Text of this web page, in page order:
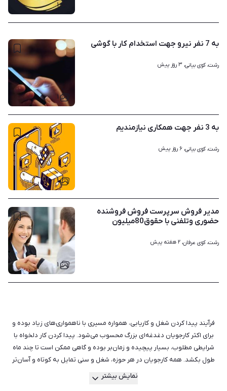
۱
۱
به 7 نفر نیرو جهت استخدام کار با گوشی
رشت، کوی بیانی، ۳ روز پیش
۱
به 3 نفر جهت همکاری نیازمندیم
رشت، کوی بیانی، ۶ روز پیش
۱
مدیر فروش سرپرست فروش فروشنده
حضوری وتلفنی با حقوق80میلیون
رشت، کوی عرفان، ۲ هفته پیش
فرآیند پیدا کردن شغل و کاریابی، همواره مسیری با ناهمواری‌های زیاد بوده و
برای اکثر کارجویان دغدغه‌ای بزرگ محسوب می‌شود. پیدا کردن کار دلخواه با
شرایطی مطلوب، بسیار پیچیده و زمان‌بر بوده و گاهی ممکن است تا چند ماه
طول بکشد. همه کارجویان در هر حوزه، شغل و سنی تمایل به کوتاه و آسان‌تر
کردن این مسیر ناهموار و تسریع در استخدام خود دارند. هم‌چین اغلب
نمایش بیشتر